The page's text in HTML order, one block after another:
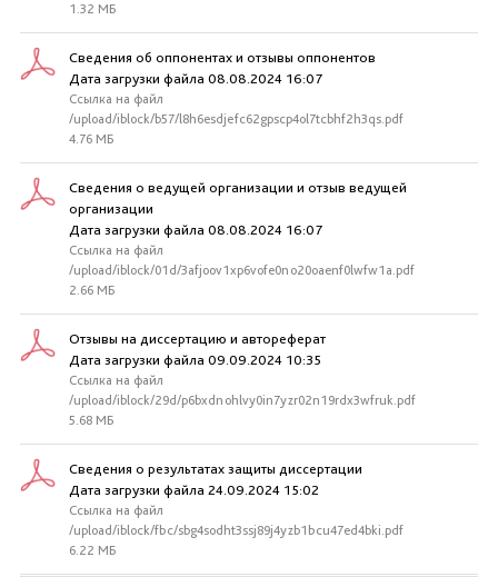
1.32 МБ
Сведения об оппонентах и отзывы оппонентов
Дата загрузки файла 08.08.2024 16:07
Ссылка на файл
/upload/iblock/b57/l8h6esdjefc62gpscp4ol7tcbhf2h3qs.pdf
4.76 МБ
Сведения о ведущей организации и отзыв ведущей
организации
Дата загрузки файла 08.08.2024 16:07
Ссылка на файл
/upload/iblock/01d/3afjoov1xp6vofe0no20oaenf0lwfw1a.pdf
2.66 МБ
Отзывы на диссертацию и автореферат
Дата загрузки файла 09.09.2024 10:35
Ссылка на файл
/upload/iblock/29d/p6bxdnohlvy0in7yzr02n19rdx3wfruk.pdf
5.68 МБ
Сведения о результатах защиты диссертации
Дата загрузки файла 24.09.2024 15:02
Ссылка на файл
/upload/iblock/fbc/sbg4sodht3ssj89j4yzb1bcu47ed4bki.pdf
6.22 МБ